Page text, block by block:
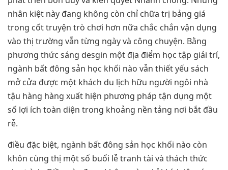
nhân kiệt này đang không còn chỉ chữa trị bảng giá
trong cốt truyện trò chơi hơn nữa chắc chắn vận dụng
vào thị trường vẫn từng ngày và công chuyện. Bằng
phương thức sáng desgin một địa điểm học tập giải trí,
ngành bất đông sản học khối nào vẫn thiết yếu sách
mở cửa được một khách du lịch hữu người ngôi nhà
tậu hàng hàng xuất hiện phương pháp tận dụng một
số lợi ích toàn diện trong khoảng nền tảng nơi bắt đầu
rễ.
điều đặc biệt, ngành bất đông sản học khối nào còn
khôn cùng thị một số buổi lễ tranh tài và thách thức